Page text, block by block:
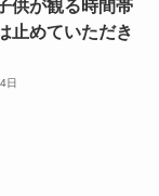
供が観る時間帯
止めていただき
日